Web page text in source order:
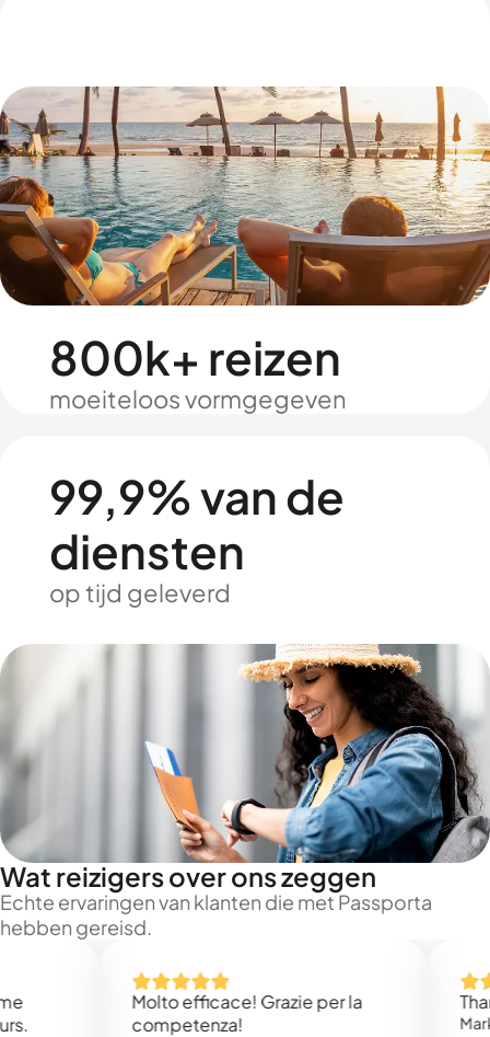
800k+ reizen
moeiteloos vormgegeven
99,9% van de
diensten
op tijd geleverd
Wat reizigers over ons zeggen
Echte ervaringen van klanten die met Passporta
hebben gereisd.
Molto efficace! Grazie per la
competenza!
Thank